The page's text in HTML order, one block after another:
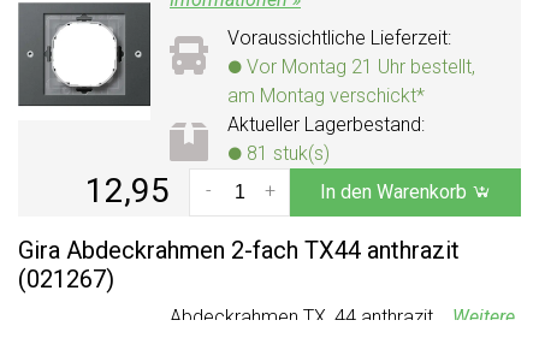
Voraussichtliche Lieferzeit:
Vor Montag 21 Uhr bestellt,
am Montag verschickt*
Aktueller Lagerbestand:
81 stuk(s)
12,95 +
- In den Warenkorb
Gira Abdeckrahmen 2-fach TX44 anthrazit
(021267)
Abdeckrahmen TX_44 anthrazit... Weitere